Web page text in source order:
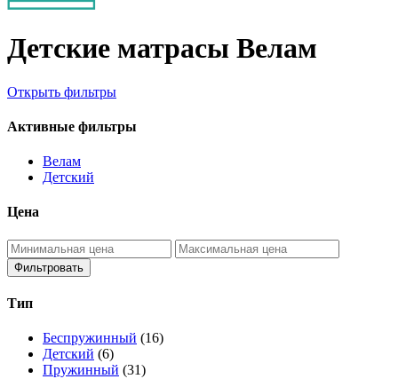
Детские матрасы Велам
Открыть фильтры
Активные фильтры
Велам
Детский
Цена
Фильтровать
Тип
Беспружинный (16)
Детский (6)
Пружинный (31)